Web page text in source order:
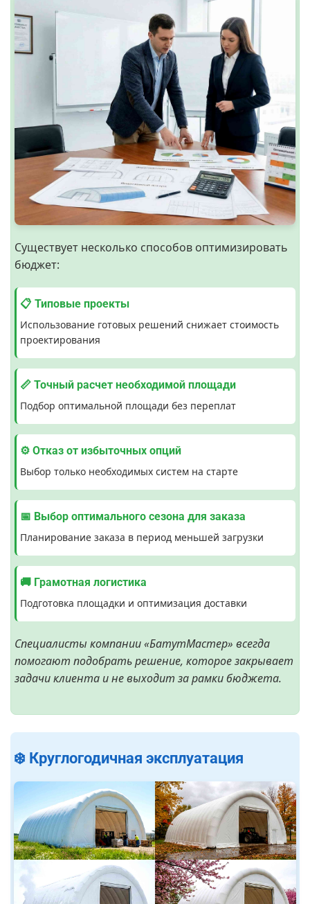
Существует несколько способов оптимизировать
бюджет:
📋 Типовые проекты
Использование готовых решений снижает стоимость
проектирования
📏 Точный расчет необходимой площади
Подбор оптимальной площади без переплат
⚙️ Отказ от избыточных опций
Выбор только необходимых систем на старте
📅 Выбор оптимального сезона для заказа
Планирование заказа в период меньшей загрузки
🚚 Грамотная логистика
Подготовка площадки и оптимизация доставки
Специалисты компании «БатутМастер» всегда
помогают подобрать решение, которое закрывает
задачи клиента и не выходит за рамки бюджета.
❄️ Круглогодичная эксплуатация